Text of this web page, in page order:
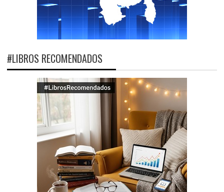
#LIBROS RECOMENDADOS